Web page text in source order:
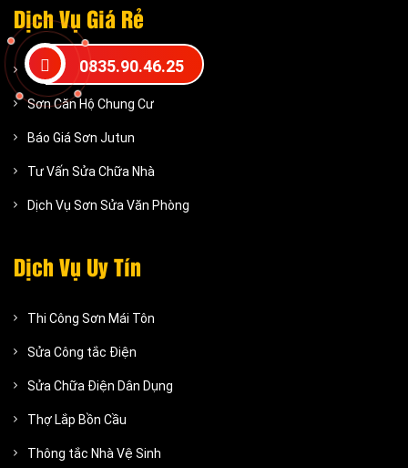
Dịch Vụ Giá Rẻ
Dịch vụ sơn nhà giá rẻ
Sơn Căn Hộ Chung Cư
Báo Giá Sơn Jutun
Tư Vấn Sửa Chữa Nhà
Dịch Vụ Sơn Sửa Văn Phòng
Dịch Vụ Uy Tín
Thi Công Sơn Mái Tôn
Sửa Công tắc Điện
Sửa Chữa Điện Dân Dụng
Thợ Lắp Bồn Cầu
Thông tắc Nhà Vệ Sinh
0835.90.46.25